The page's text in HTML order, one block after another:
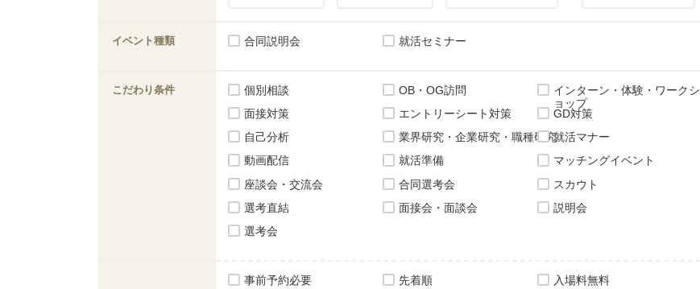
イベント種類 合同説明会 就活セミナー
こだわり条件 個別相談 OB・OG訪問
インターン・体験・ワークシ
ョップ
面接対策
エントリーシート対策
GD対策
自己分析
業界研究・企業研究・職種研究就活マナー
動画配信
就活準備
マッチングイベント
座談会・交流会
合同選考会
スカウト
選考直結
面接会・面談会
説明会
選考会
事前予約必要 先着順
入場料無料